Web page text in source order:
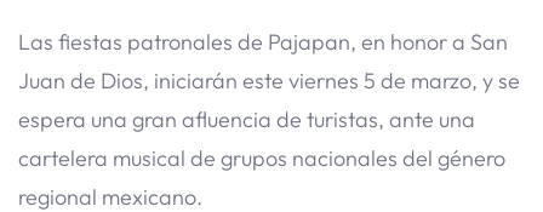
Las fiestas patronales de Pajapan, en honor a San
Juan de Dios, iniciarán este viernes 5 de marzo, y se
espera una gran afluencia de turistas, ante una
cartelera musical de grupos nacionales del género
regional mexicano.